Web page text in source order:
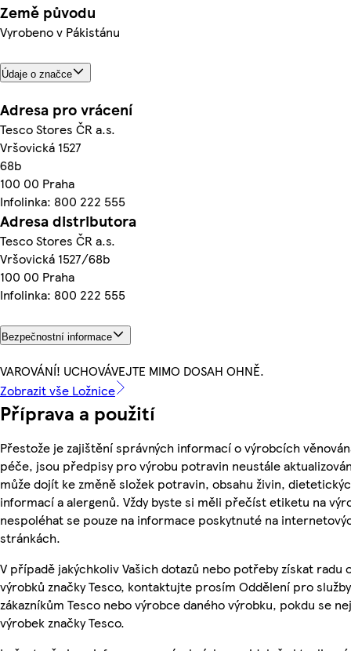
Země původu
Vyrobeno v Pákistánu
Údaje o značce
Adresa pro vrácení
Tesco Stores ČR a.s.
Vršovická 1527
68b
100 00 Praha
Infolinka: 800 222 555
Adresa distributora
Tesco Stores ČR a.s.
Vršovická 1527/68b
100 00 Praha
Infolinka: 800 222 555
Bezpečnostní informace
VAROVÁNÍ! UCHOVÁVEJTE MIMO DOSAH OHNĚ.
Zobrazit vše Ložnice
Příprava a použití
Přestože je zajištění správných informací o výrobcích
péče, jsou předpisy pro výrobu potravin neustále
může dojít ke změně složek potravin, obsahu živin,
informací a alergenů. Vždy byste si měli přečíst etiketu na
nespoléhat se pouze na informace poskytnuté na
stránkách.
V případě jakýchkoliv Vašich dotazů nebo potřeby získat radu
výrobků značky Tesco, kontaktujte prosím Oddělení pro služby
zákazníkům Tesco nebo výrobce daného výrobku, pokdu se
výrobek značky Tesco.